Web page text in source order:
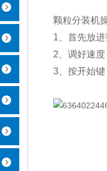
颗粒分装机
1、首先放
2、调好速
3、按开始